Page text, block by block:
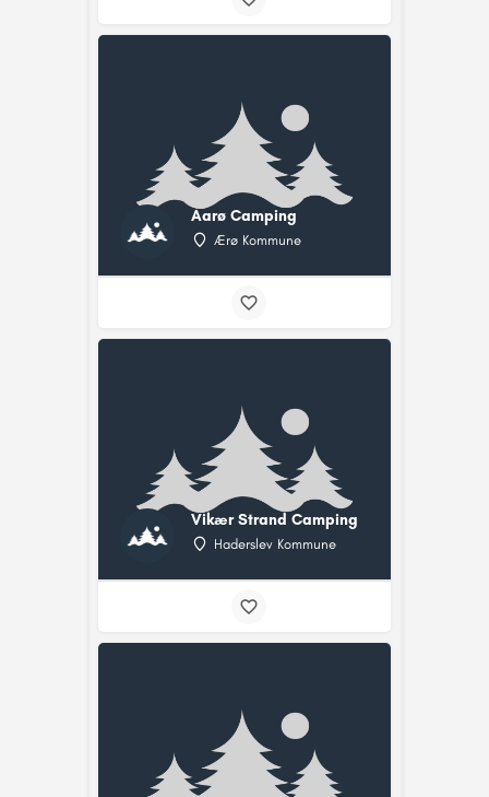
Aarø Camping
Ærø Kommune
Vikær Strand Camping
Haderslev Kommune